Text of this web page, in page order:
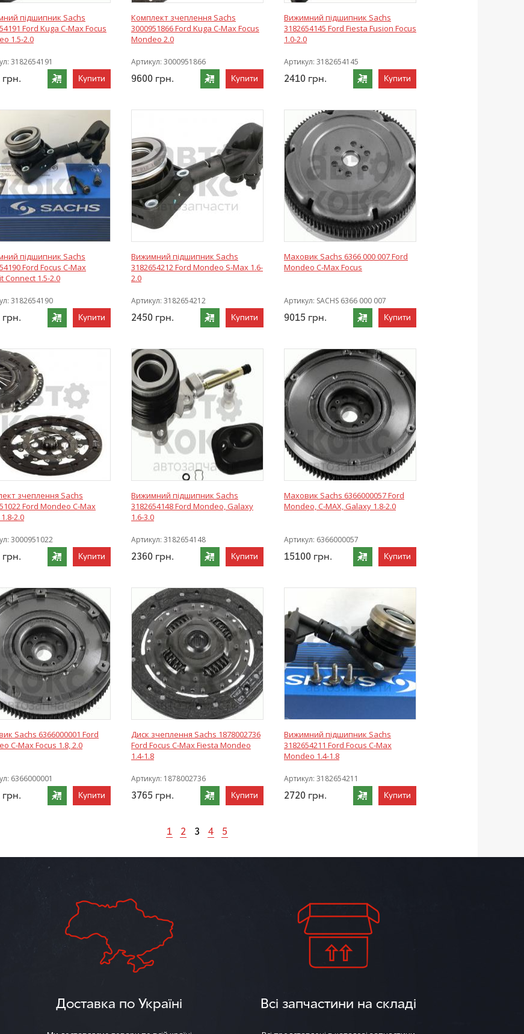
підшипник Sachs
Ford Kuga C-Max Focus
1.5-2.0
3182654191
грн. Купити
Комплект зчеплення Sachs
3000951866 Ford Kuga C-Max Focus
Mondeo 2.0
Артикул: 3000951866
9600 грн. Купити
Вижимний підшипник Sachs
3182654145 Ford Fiesta Fusion Focus
1.0-2.0
Артикул: 3182654145
2410 грн. Купити
підшипник Sachs
Ford Focus C-Max
Connect 1.5-2.0
3182654190
грн. Купити
Вижимний підшипник Sachs
3182654212 Ford Mondeo S-Max 1.6-
2.0
Артикул: 3182654212
2450 грн. Купити
Маховик Sachs 6366 000 007 Ford
Mondeo C-Max Focus
Артикул: SACHS 6366 000 007
9015 грн. Купити
зчеплення Sachs
Ford Mondeo C-Max
2.0
3000951022
грн. Купити
Вижимний підшипник Sachs
3182654148 Ford Mondeo, Galaxy
1.6-3.0
Артикул: 3182654148
2360 грн. Купити
Маховик Sachs 6366000057 Ford
Mondeo, C-MAX, Galaxy 1.8-2.0
Артикул: 6366000057
15100 грн. Купити
Sachs 6366000001 Ford
C-Max Focus 1.8, 2.0
6366000001
грн. Купити
Диск зчеплення Sachs 1878002736
Ford Focus C-Max Fiesta Mondeo
1.4-1.8
Артикул: 1878002736
3765 грн. Купити
Вижимний підшипник Sachs
3182654211 Ford Focus C-Max
Mondeo 1.4-1.8
Артикул: 3182654211
2720 грн. Купити
1 2 3 4 5
Доставка по Україні Всі запчастини на складі